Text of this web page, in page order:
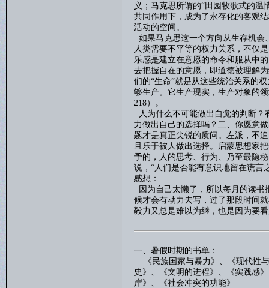
义；马克思所谓的“田园牧歌式的
共同作用下，成为了永存化的客观
活动的空间。
如果马克思这一个方向从生存机会
人类需要不平等的权力关系，不仅
乐感是建立在意愿的命令和服从中
去把握自在的意愿，即道德被理解
们的“生命”就是从这些统治关系的
够生产。它生产现实，生产对象的
218）。
人为什么不可能做出自觉的判断？
力做出自己的选择吗？二、你愿意
题才是真正尖锐的质问。左派，不
且乐于被人做出选择。启蒙思想家
予的，人的思考、行为、乃至最隐
说， “人们是否能有意识地留在谎言
感想：
因为自己太懒了，所以每月的读书
候才会有动力去写，过了那段时间
毅力又总是难以为继，也是因为要
一、暑假时期的书单：
《 民族国家与暴力 》、《现代性
史》、《文明的进程》、《实践感
岸》、《社会冲突的功能》